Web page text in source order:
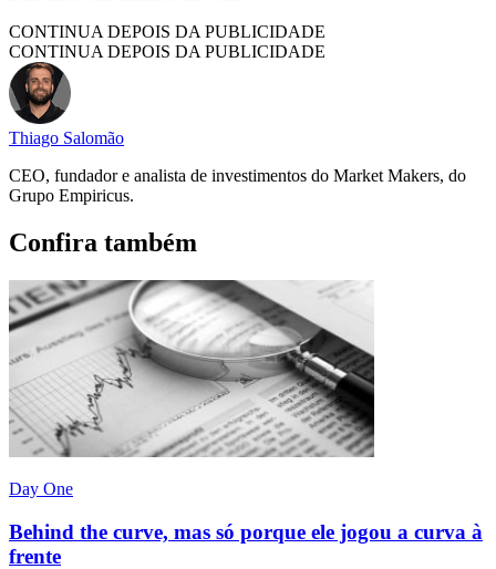
CONTINUA DEPOIS DA PUBLICIDADE
CONTINUA DEPOIS DA PUBLICIDADE
Thiago Salomão
CEO, fundador e analista de investimentos do Market Makers, do
Grupo Empiricus.
Confira também
Day One
Behind the curve, mas só porque ele jogou a curva à
frente